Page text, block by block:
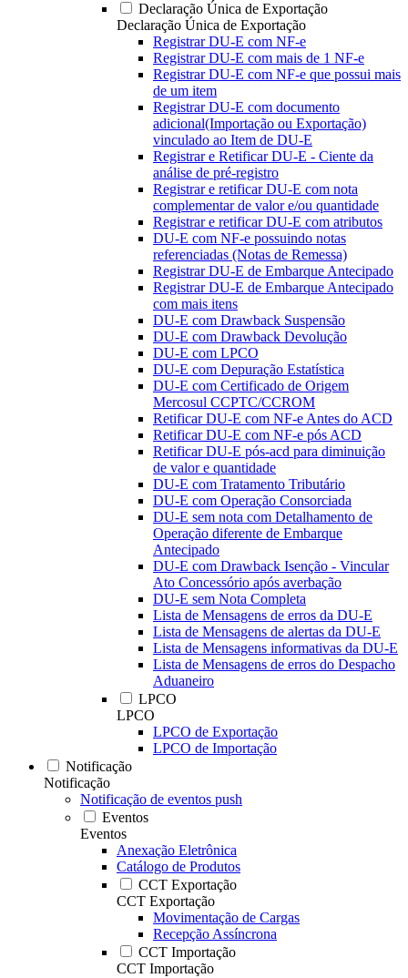
Declaração Única de Exportação
Declaração Única de Exportação
Registrar DU-E com NF-e
Registrar DU-E com mais de 1 NF-e
Registrar DU-E com NF-e que possui mais
de um item
Registrar DU-E com documento
adicional(Importação ou Exportação)
vinculado ao Item de DU-E
Registrar e Retificar DU-E - Ciente da
análise de pré-registro
Registrar e retificar DU-E com nota
complementar de valor e/ou quantidade
Registrar e retificar DU-E com atributos
DU-E com NF-e possuindo notas
referenciadas (Notas de Remessa)
Registrar DU-E de Embarque Antecipado
Registrar DU-E de Embarque Antecipado
com mais itens
DU-E com Drawback Suspensão
DU-E com Drawback Devolução
DU-E com LPCO
DU-E com Depuração Estatística
DU-E com Certificado de Origem
Mercosul CCPTC/CCROM
Retificar DU-E com NF-e Antes do ACD
Retificar DU-E com NF-e pós ACD
Retificar DU-E pós-acd para diminuição
de valor e quantidade
DU-E com Tratamento Tributário
DU-E com Operação Consorciada
DU-E sem nota com Detalhamento de
Operação diferente de Embarque
Antecipado
DU-E com Drawback Isenção - Vincular
Ato Concessório após averbação
DU-E sem Nota Completa
Lista de Mensagens de erros da DU-E
Lista de Mensagens de alertas da DU-E
Lista de Mensagens informativas da DU-E
Lista de Mensagens de erros do Despacho
Aduaneiro
LPCO
LPCO
LPCO de Exportação
LPCO de Importação
Notificação
Notificação
Notificação de eventos push
Eventos
Eventos
Anexação Eletrônica
Catálogo de Produtos
CCT Exportação
CCT Exportação
Movimentação de Cargas
Recepção Assíncrona
CCT Importação
CCT Importação